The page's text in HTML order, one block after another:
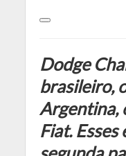
Dodge
brasileiro,
Argentina,
Fiat.